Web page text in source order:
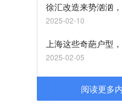
徐汇改造来势汹汹
2025-02-10
上海这些奇葩户型
2025-02-05
阅读更多